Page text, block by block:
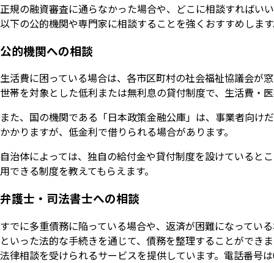
正規の融資審査に通らなかった場合や、どこに相談すればい
以下の公的機関や専門家に相談することを強くおすすめしま
公的機関への相談
生活費に困っている場合は、各市区町村の社会福祉協議会が
世帯を対象とした低利または無利息の貸付制度で、生活費・
また、国の機関である「日本政策金融公庫」は、事業者向け
かかりますが、低金利で借りられる場合があります。
自治体によっては、独自の給付金や貸付制度を設けていると
用できる制度を教えてもらえます。
弁護士・司法書士への相談
すでに多重債務に陥っている場合や、返済が困難になってい
といった法的な手続きを通じて、債務を整理することができ
法律相談を受けられるサービスを提供しています。電話番号